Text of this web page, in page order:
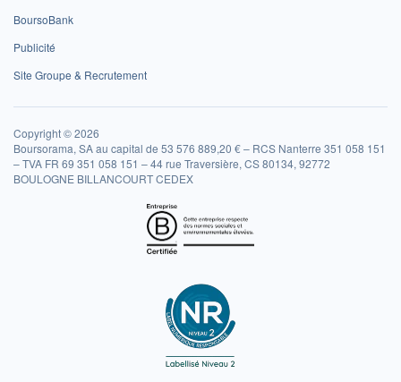
BoursoBank
Publicité
Site Groupe & Recrutement
Copyright © 2026
Boursorama, SA au capital de 53 576 889,20 € – RCS Nanterre 351 058 151
– TVA FR 69 351 058 151 – 44 rue Traversière, CS 80134, 92772
BOULOGNE BILLANCOURT CEDEX